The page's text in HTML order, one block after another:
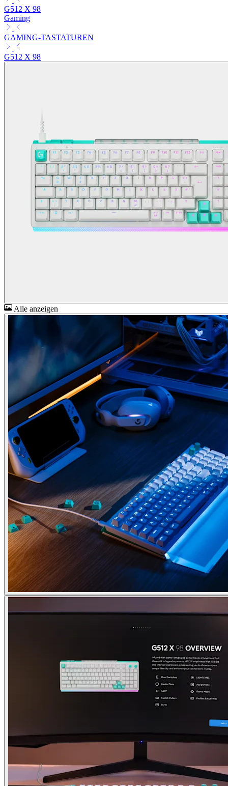
G512 X 98
Gaming
GAMING-TASTATUREN
G512 X 98
Alle anzeigen